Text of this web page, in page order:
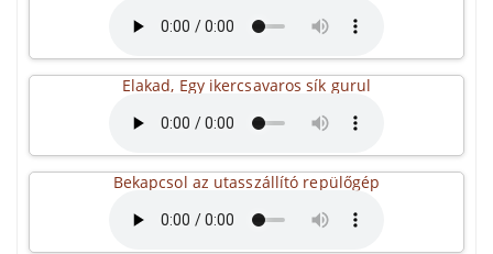
Elakad, Egy ikercsavaros sík gurul
Bekapcsol az utasszállító repülőgép